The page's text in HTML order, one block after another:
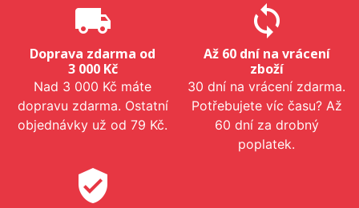
local_shipping
Doprava zdarma od
3 000 Kč
Nad 3 000 Kč máte
dopravu zdarma. Ostatní
objednávky už od 79 Kč.
sync
Až 60 dní na vrácení
zboží
30 dní na vrácení zdarma.
Potřebujete víc času? Až
60 dní za drobný
poplatek.
verified_user